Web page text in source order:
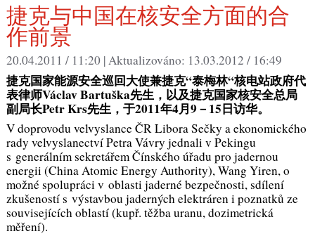
捷克与中国在核安全方面的合
作前景
20.04.2011 / 11:20 |Aktualizováno: 13.03.2012 / 16:49
捷克国家能源安全巡回大使兼捷克“泰梅林“核电站政府代
表律师Václav Bartuška先生，以及捷克国家核安全总局
副局长Petr Krs先生，于2011年4月9－15日访华。
V doprovodu velvyslance ČR Libora Sečky a ekonomického
rady velvyslanectví Petra Vávry jednali v Pekingu
s generálním sekretářem Čínského úřadu pro jadernou
energii (China Atomic Energy Authority), Wang Yiren, o
možné spolupráci v oblasti jaderné bezpečnosti, sdílení
zkušeností s výstavbou jaderných elektráren i poznatků ze
souvisejících oblastí (kupř. těžba uranu, dozimetrická
měření).